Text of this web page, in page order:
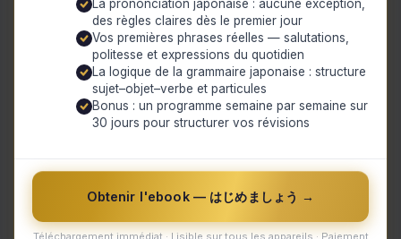
La prononciation japonaise : aucune exception,
des règles claires dès le premier jour
Vos premières phrases réelles — salutations,
politesse et expressions du quotidien
La logique de la grammaire japonaise : structure
sujet–objet–verbe et particules
Bonus : un programme semaine par semaine sur
30 jours pour structurer vos révisions
Obtenir l'ebook — はじめましょう →
Téléchargement immédiat · Lisible sur tous les appareils · Paiement
Comment préparer et protéger votre entreprise
face aux risques de catastrophes naturelles au
Japon ?
Comprendre les Risques Naturels au Japon
Élaborer un Plan d'Urgence
Sécuriser Vos Installations
Protéger Vos Données Critiques
Comment préparer et protéger votre entreprise
face aux risques de catastrophes naturelles au